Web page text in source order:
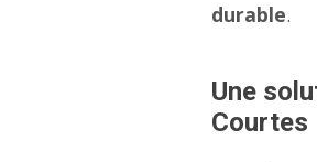
durable.
Une
Courtes